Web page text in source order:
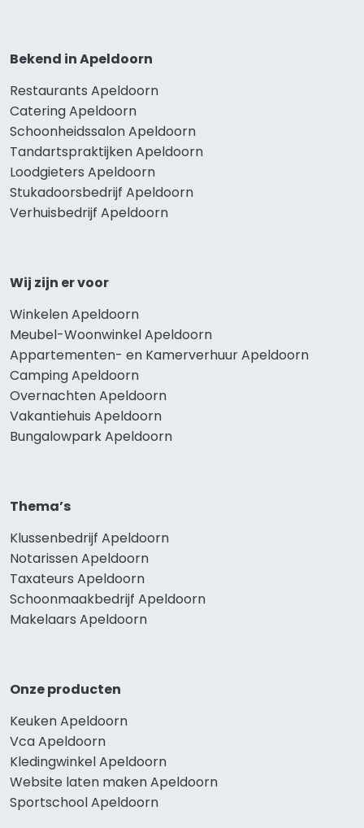
Bekend in Apeldoorn
Restaurants Apeldoorn
Catering Apeldoorn
Schoonheidssalon Apeldoorn
Tandartspraktijken Apeldoorn
Loodgieters Apeldoorn
Stukadoorsbedrijf Apeldoorn
Verhuisbedrijf Apeldoorn
Wij zijn er voor
Winkelen Apeldoorn
Meubel-Woonwinkel Apeldoorn
Appartementen- en Kamerverhuur Apeldoorn
Camping Apeldoorn
Overnachten Apeldoorn
Vakantiehuis Apeldoorn
Bungalowpark Apeldoorn
Thema’s
Klussenbedrijf Apeldoorn
Notarissen Apeldoorn
Taxateurs Apeldoorn
Schoonmaakbedrijf Apeldoorn
Makelaars Apeldoorn
Onze producten
Keuken Apeldoorn
Vca Apeldoorn
Kledingwinkel Apeldoorn
Website laten maken Apeldoorn
Sportschool Apeldoorn